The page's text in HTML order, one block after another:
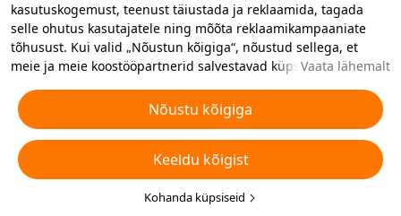
kasutuskogemust, teenust täiustada ja reklaamida, tagada
selle ohutus kasutajatele ning mõõta reklaamikampaaniate
tõhusust. Kui valid „Nõustun kõigiga“, nõustud sellega, et
meie ja meie koostööpartnerid salvestavad küpsiseid ja
seadmesse. Samuti saad valida „Keeldun kõigist“, et keelduda
mitteolulistest küpsistest, või valida allpool või oma
privaatsusseadetes „Kohanda küpsiseid”, et valida millist tüüpi
küpsiseid soovite vastu võtta või keelata. Täiendavate
üksikasjade jaoks vaataKüpsiste ja muu sarnase tehnoloogia
Vaata lähemalt
Nõustu kõigiga
Keeldu kõigist
Kohanda küpsiseid